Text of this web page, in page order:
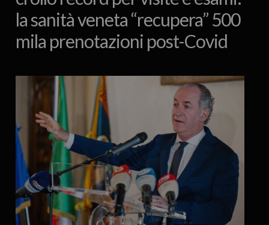
la sanità veneta “recupera” 500
mila prenotazioni post-Covid